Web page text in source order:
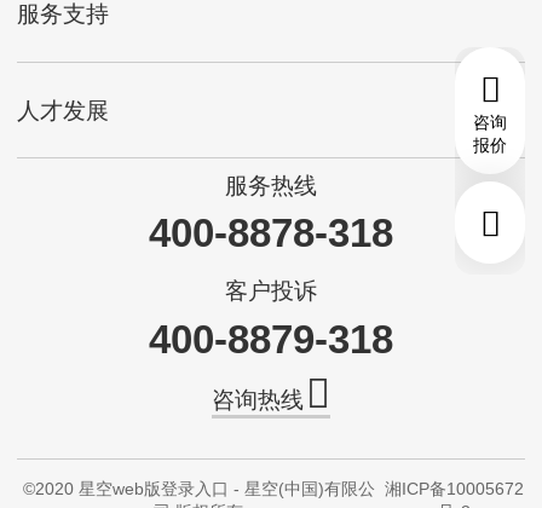
服务支持
人才发展
服务热线
400-8878-318
客户投诉
400-8879-318
咨询热线
©2020 星空web版登录入口 - 星空(中国)有限公 湘ICP备10005672
咨询
报价